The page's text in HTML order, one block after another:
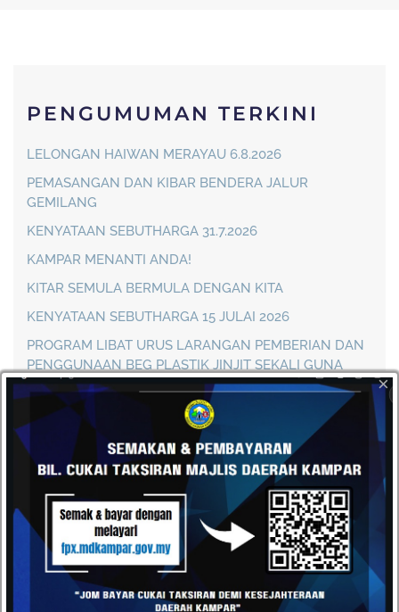
PENGUMUMAN TERKINI
LELONGAN HAIWAN MERAYAU 6.8.2026
PEMASANGAN DAN KIBAR BENDERA JALUR
GEMILANG
KENYATAAN SEBUTHARGA 31.7.2026
KAMPAR MENANTI ANDA!
KITAR SEMULA BERMULA DENGAN KITA
KENYATAAN SEBUTHARGA 15 JULAI 2026
PROGRAM LIBAT URUS LARANGAN PEMBERIAN DAN
PENGGUNAAN BEG PLASTIK JINJIT SEKALI GUNA
PENUTUPAN SEMENTARA JALAN BAGI PERARAKAN
KEBUDAYAAN KAMPAR 2026
KENYATAAN SEBUTHARGA 7 JULAI 2026
HEBAHAN LELONGAN HAIWAN MERAYAU 7.7.2026
×